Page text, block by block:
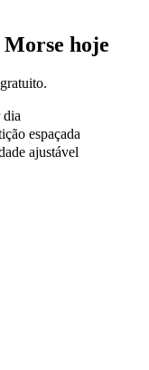
Morse hoje
dia
espaçada
ajustável